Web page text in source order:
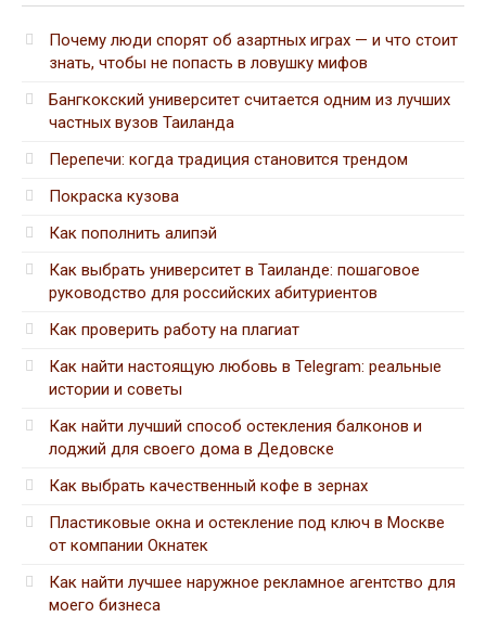
Почему люди спорят об азартных играх — и что стоит
знать, чтобы не попасть в ловушку мифов
Бангкокский университет считается одним из лучших
частных вузов Таиланда
Перепечи: когда традиция становится трендом
Покраска кузова
Как пополнить алипэй
Как выбрать университет в Таиланде: пошаговое
руководство для российских абитуриентов
Как проверить работу на плагиат
Как найти настоящую любовь в Telegram: реальные
истории и советы
Как найти лучший способ остекления балконов и
лоджий для своего дома в Дедовске
Как выбрать качественный кофе в зернах
Пластиковые окна и остекление под ключ в Москве
от компании Окнатек
Как найти лучшее наружное рекламное агентство для
моего бизнеса